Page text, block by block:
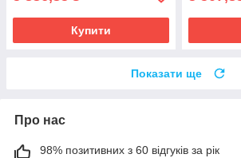
Купити
Показати ще
Про нас
98% позитивних з 60 відгуків за рік